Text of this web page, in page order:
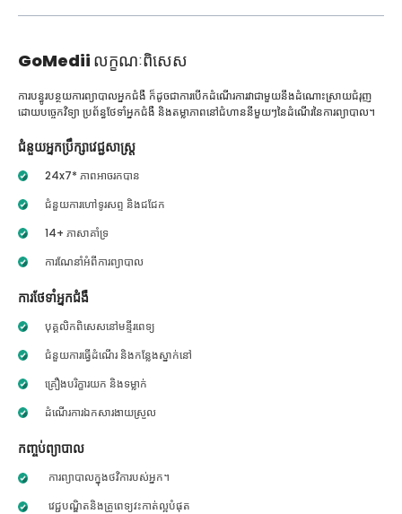
GoMedii លក្ខណៈពិសេស
ការបន្ធូរបន្ថយការព្យាបាលអ្នកជំងឺ ក៏ដូចជាការបើកដំណើរការវាជាមួយនឹងដំណោះស្រាយជំរុញ
ដោយបច្ចេកវិទ្យា ប្រព័ន្ធថែទាំអ្នកជំងឺ និងតម្លាភាពនៅជំហាននីមួយៗនៃដំណើរនៃការព្យាបាល។
ជំនួយអ្នកប្រឹក្សាវេជ្ជសាស្ត្រ
24x7* ភាពអាចរកបាន
ជំនួយការហៅទូរសព្ទ និងជជែក
14+ ភាសាគាំទ្រ
ការណែនាំអំពីការព្យាបាល
ការថែទាំអ្នកជំងឺ
បុគ្គលិកពិសេសនៅមន្ទីរពេទ្យ
ជំនួយការធ្វើដំណើរ និងកន្លែងស្នាក់នៅ
គ្រឿងបរិក្ខារយក និងទម្លាក់
ដំណើរការឯកសារងាយស្រួល
កញ្ចប់ព្យាបាល
ការព្យាបាលក្នុងថវិការបស់អ្នក។
វេជ្ជបណ្ឌិតនិងគ្រូពេទ្យវះកាត់ល្អបំផុត